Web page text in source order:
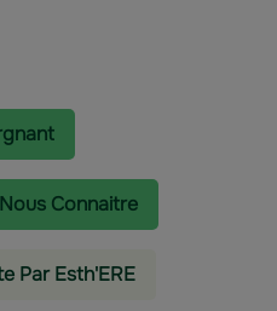
Nous Connaitre
Par Esth'ERE